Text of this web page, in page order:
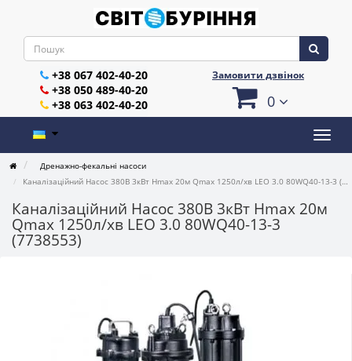
+38 067 402-40-20
+38 050 489-40-20
+38 063 402-40-20
Замовити дзвінок
0
Дренажно-фекальні насоси
Каналізаційний Насос 380В 3кВт Hmax 20м Qmax 1250л/хв LEO 3.0 80WQ40-13-3 (7738553)
Каналізаційний Насос 380В 3кВт Hmax 20м
Qmax 1250л/хв LEO 3.0 80WQ40-13-3
(7738553)